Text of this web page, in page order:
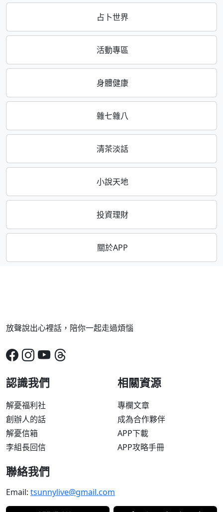
占卜世界
活動專區
身體健康
雜七雜八
清茶淡話
小說天地
投資理財
關於APP
放聲說出心裡話，陪你一起走過煩惱
認識我們
解憂福利社
創辦人的話
解憂信箱
李組長回信
相關資源
專欄文章
成為合作夥伴
APP下載
APP攻略手冊
聯絡我們
Email: tsunnylive@gmail.com